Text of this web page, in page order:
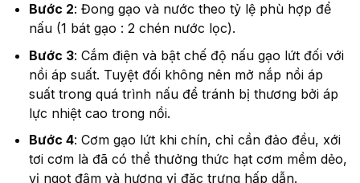
Bước 2: Đong gạo và nước theo tỷ lệ phù hợp để
nấu (1 bát gạo : 2 chén nước lọc).
Bước 3: Cắm điện và bật chế độ nấu gạo lứt đối với
nồi áp suất. Tuyệt đối không nên mở nắp nồi áp
suất trong quá trình nấu để tránh bị thương bởi áp
lực nhiệt cao trong nồi.
Bước 4: Cơm gạo lứt khi chín, chỉ cần đảo đều, xới
tơi cơm là đã có thể thưởng thức hạt cơm mềm dẻo,
vị ngọt đậm và hương vị đặc trưng hấp dẫn.